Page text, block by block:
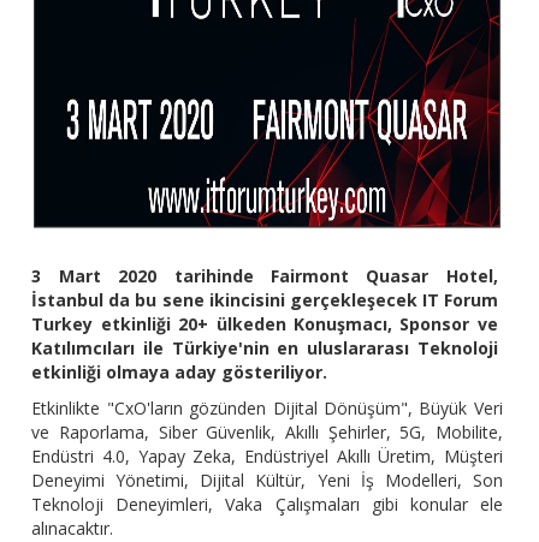
3 Mart 2020 tarihinde Fairmont Quasar Hotel,
İstanbul da bu sene ikincisini gerçekleşecek IT Forum
Turkey etkinliği 20+ ülkeden Konuşmacı, Sponsor ve
Katılımcıları ile Türkiye'nin en uluslararası Teknoloji
etkinliği olmaya aday gösteriliyor.
Etkinlikte "CxO'ların gözünden Dijital Dönüşüm", Büyük Veri
ve Raporlama, Siber Güvenlik, Akıllı Şehirler, 5G, Mobilite,
Endüstri 4.0, Yapay Zeka, Endüstriyel Akıllı Üretim, Müşteri
Deneyimi Yönetimi, Dijital Kültür, Yeni İş Modelleri, Son
Teknoloji Deneyimleri, Vaka Çalışmaları gibi konular ele
alınacaktır.